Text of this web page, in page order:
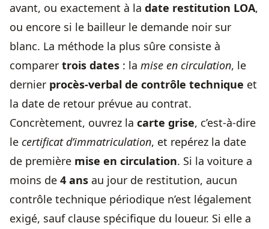
avant, ou exactement à la date restitution LOA,
ou encore si le bailleur le demande noir sur
blanc. La méthode la plus sûre consiste à
comparer trois dates : la mise en circulation, le
dernier procès-verbal de contrôle technique et
la date de retour prévue au contrat.
Concrètement, ouvrez la carte grise, c’est-à-dire
le certificat d’immatriculation, et repérez la date
de première mise en circulation. Si la voiture a
moins de 4 ans au jour de restitution, aucun
contrôle technique périodique n’est légalement
exigé, sauf clause spécifique du loueur. Si elle a